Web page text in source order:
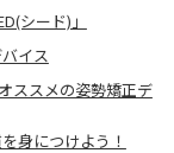
シード)」
イス
ススメの姿勢矯正デ
身につけよう！